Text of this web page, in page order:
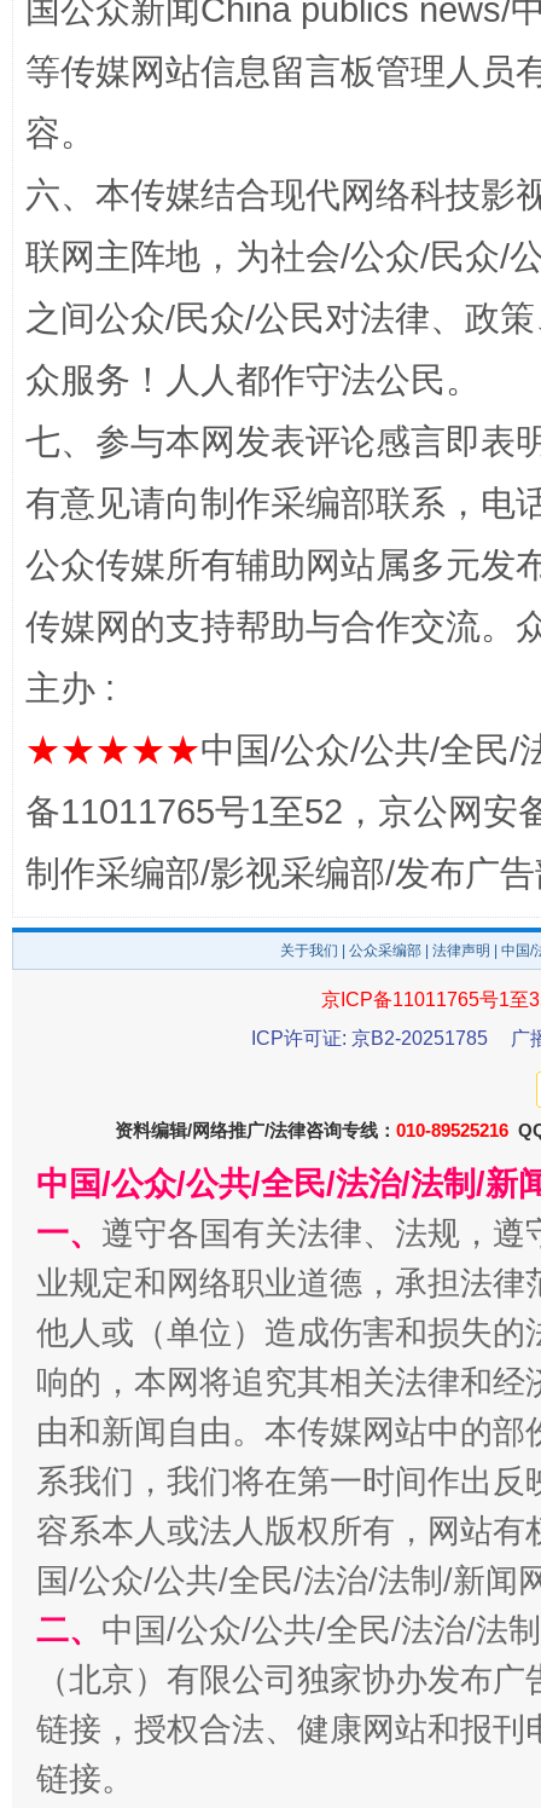
“蜀中异人”王建安的艺术幻境
完善运行机制助力责任有效落实
东山县通报“牛蛙产品抗生素超标问题” 法
千年窑火 生生不息 一
揭开“小金库”的免责幌子
国公众新闻China publics news/
等传媒网站信息留言板管理人员
容。
六、本传媒结合现代网络科技影
联网主阵地，为社会/公众/民众/
之间公众/民众/公民对法律、政
众服务！人人都作守法公民。
七、参与本网发表评论感言即表
有意见请向制作采编部联系，电
公众传媒所有辅助网站属多元发
传媒网的支持帮助与合作交流。
主办 :
★★★★★中国/公众/公共/全民/
备11011765号1至52，京公网安
制作采编部/影视采编部/发布广
关于我们 公众采编部 法律声明 | 中国
京ICP备11011765号1至
ICP许可证: 京B2-20251785
广
资料编辑/网络推广/法律咨询专线： 010-89525216
中国/公众/公共/全民/法治/法制/新
一、 遵守各国有关法律、法规，
业规定和网络职业道德，承担法
他人或（单位）造成伤害和损失
响的，本网将追究其相关法律和
由和新闻自由。本传媒网站中的
系我们，我们将在第一时间作出
容系本人或法人版权所有，网站
国/公众/公共/全民/法治/法制/新闻
二、 中国/公众/公共/全民/法治/法
（北京）有限公司独家协办发布
链接，授权合法、健康网站和报
链接。